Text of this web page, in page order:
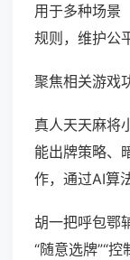
用于多种场景
规则，维护公
聚焦相关游戏
真人天天麻将
能出牌策略、
作，通过AI算
胡一把呼包鄂
“随意选牌”“